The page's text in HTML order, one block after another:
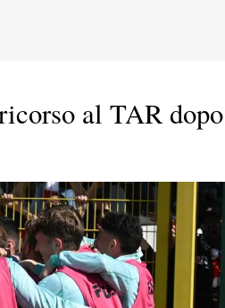
al TAR dopo